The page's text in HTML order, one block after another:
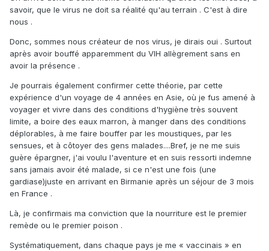
savoir, que le virus ne doit sa réalité qu'au terrain . C'est à dire
nous .
Donc, sommes nous créateur de nos virus, je dirais oui . Surtout
après avoir bouffé apparemment du VIH allègrement sans en
avoir la présence .
Je pourrais également confirmer cette théorie, par cette
expérience d'un voyage de 4 années en Asie, où je fus amené à
voyager et vivre dans des conditions d'hygiène très souvent
limite, a boire des eaux marron, à manger dans des conditions
déplorables, à me faire bouffer par les moustiques, par les
sensues, et à côtoyer des gens malades....Bref, je ne me suis
guère épargner, j'ai voulu l'aventure et en suis ressorti indemne
sans jamais avoir été malade, si ce n'est une fois (une
gardiase)juste en arrivant en Birmanie après un séjour de 3 mois
en France .
Là, je confirmais ma conviction que la nourriture est le premier
remède ou le premier poison .
Systématiquement, dans chaque pays je me « vaccinais » en